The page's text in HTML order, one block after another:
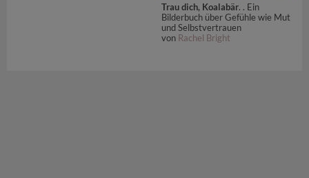
Trau dich, Koalabär. . Ein
Bilderbuch über Gefühle wie Mut
und Selbstvertrauen
von Rachel Bright